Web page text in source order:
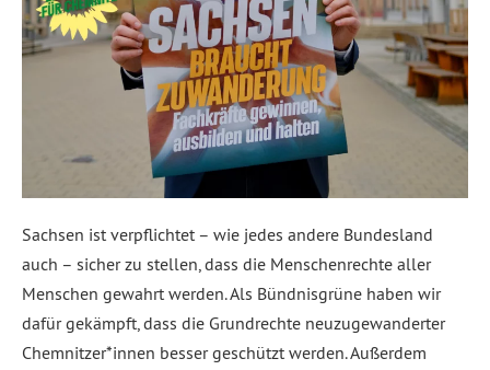
Sachsen ist verpflichtet – wie jedes andere Bundesland
auch – sicher zu stellen, dass die Menschenrechte aller
Menschen gewahrt werden. Als Bündnisgrüne haben wir
dafür gekämpft, dass die Grundrechte neuzugewanderter
Chemnitzer*innen besser geschützt werden. Außerdem